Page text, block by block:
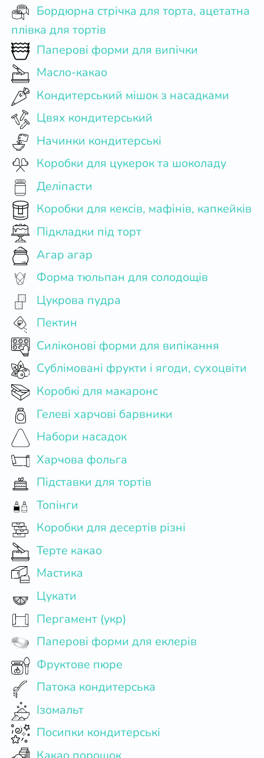
плівка для тортів
Паперові форми для випічки
Масло-какао
Кондитерський мішок з насадками
Цвях кондитерський
Начинки кондитерські
Коробки для цукерок та шоколаду
Деліпасти
Коробки для кексів, мафінів, капкейків
Підкладки під торт
Агар агар
Форма тюльпан для солодощів
Цукрова пудра
Пектин
Силіконові форми для випікання
Сублімовані фрукти і ягоди, сухоцвіти
Коробкі для макаронс
Гелеві харчові барвники
Набори насадок
Харчова фольга
Підставки для тортів
Топінги
Коробки для десертів різні
Терте какао
Мастика
Цукати
Пергамент (укр)
Паперові форми для еклерів
Фруктове пюре
Патока кондитерська
Ізомальт
Посипки кондитерські